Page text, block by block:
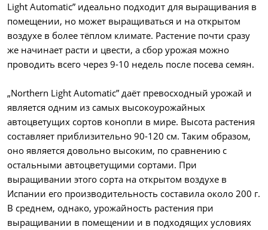
Light Automatic” идеально подходит для выращивания в
помещении, но может выращиваться и на открытом
воздухе в более тёплом климате. Растение почти сразу
же начинает расти и цвести, а сбор урожая можно
проводить всего через 9-10 недель после посева семян.
„Northern Light Automatic” даёт превосходный урожай и
является одним из самых высокоурожайных
автоцветущих сортов конопли в мире. Высота растения
составляет приблизительно 90-120 см. Таким образом,
оно является довольно высоким, по сравнению с
остальными автоцветущими сортами. При
выращивании этого сорта на открытом воздухе в
Испании его производительность составила около 200 г.
В среднем, однако, урожайность растения при
выращивании в помещении и в подходящих условиях